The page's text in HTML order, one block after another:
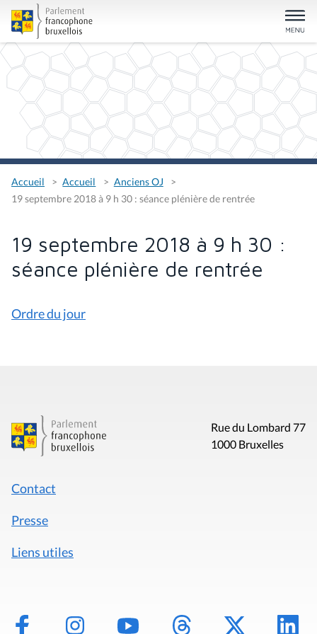
Accueil Accueil
Anciens OJ
19 septembre 2018 à 9 h 30 : séance plénière de rentrée
19 septembre 2018 à 9 h 30 :
séance plénière de rentrée
Ordre du jour
Rue du Lombard 77
1000 Bruxelles
Contact
Presse
Liens utiles